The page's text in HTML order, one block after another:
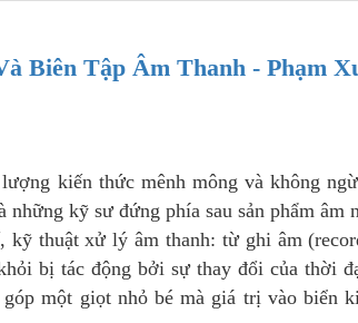
Biên Tập Âm Thanh - Phạm
kiến thức mênh mông và không
kỹ sư đứng phía sau sản phẩm âm
kỹ thuật xử lý âm thanh: từ ghi âm
bị tác động bởi sự thay đổi của thời
một giọt nhỏ bé mà giá trị vào biển